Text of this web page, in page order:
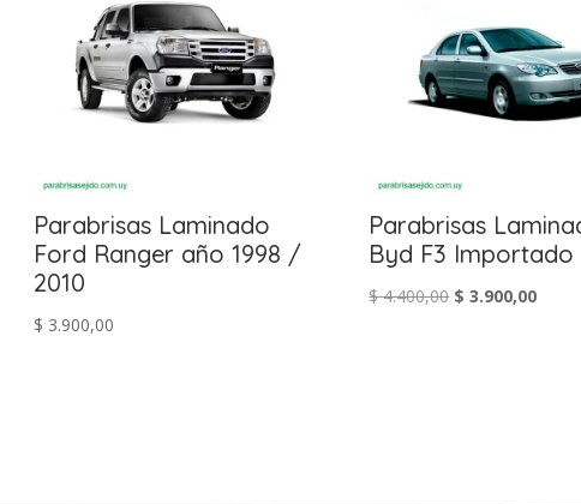
Parabrisas Laminado
Ford Ranger año 1998 /
2010
$ 3.900,00
Parabrisas
Byd F3 Importado
$4.400,00 El
$ 3.900,00El